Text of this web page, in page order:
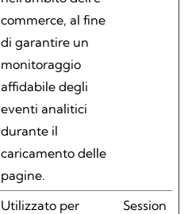
commerce, al fine
di garantire un
monitoraggio
affidabile degli
eventi analitici
durante il
caricamento delle
pagine.
Utilizzato per
Session